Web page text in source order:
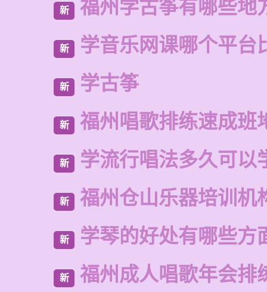
新 福州学古筝有哪些地
新 学音乐网课哪个平台
新 学古筝
新 福州唱歌排练速成班
新 学流行唱法多久可以
新 福州仓山乐器培训机
新 学琴的好处有哪些方
新 福州成人唱歌年会排